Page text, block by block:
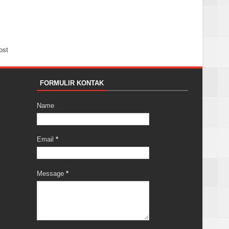
FORMULIR KONTAK
Name
Email *
Message *